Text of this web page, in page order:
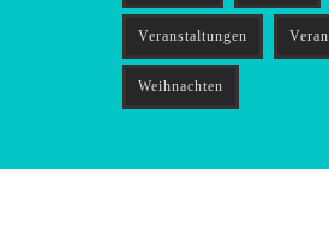
Veranstaltungen
Weihnachten